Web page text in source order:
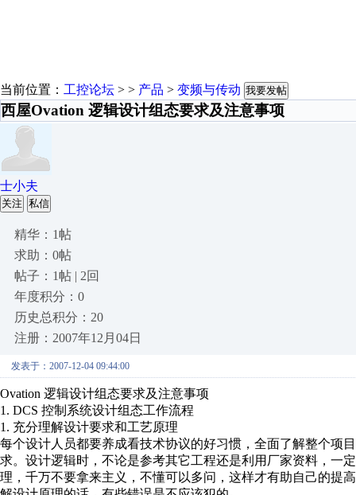
当前位置： 工控论坛 > > 产品 > 变频与传动 我要发帖
西屋Ovation 逻辑设计组态要求及注意事项
士小夫
关注 私信
精华：1帖
求助：0帖
帖子：1帖 | 2回
年度积分：0
历史总积分：20
注册：2007年12月04日
发表于：2007-12-04 09:44:00
Ovation 逻辑设计组态要求及注意事项
1. DCS 控制系统设计组态工作流程
1. 充分理解设计要求和工艺原理
每个设计人员都要养成看技术协议的好习惯，全面了解整个项
求。设计逻辑时，不论是参考其它工程还是利用厂家资料，一
理，千万不要拿来主义，不懂可以多问，这样才有助自己的提